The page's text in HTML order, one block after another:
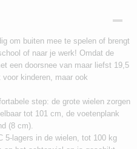
om buiten mee te spelen of brengt
of naar je werk! Omdat de
een doorsnee van maar liefst 19,5
kinderen, maar ook
step: de grote wielen zorgen
tot 101 cm, de voetenplank
(8 cm).
5-lagers in de wielen, tot 100 kg